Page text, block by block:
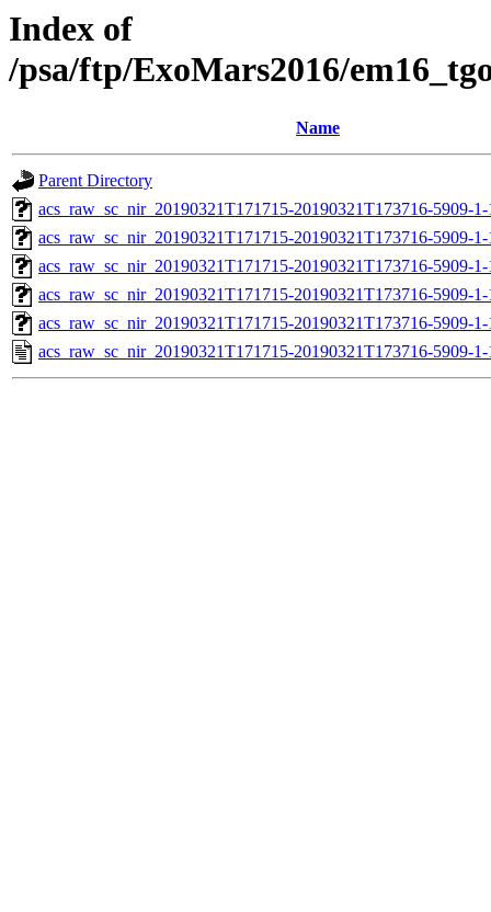
Index of
/psa/ftp/ExoMars2016/
Name
Parent Directory
acs_raw_sc_nir_20190321T171715-20190321T173716-5909-
acs_raw_sc_nir_20190321T171715-20190321T173716-5909-
acs_raw_sc_nir_20190321T171715-20190321T173716-5909-
acs_raw_sc_nir_20190321T171715-20190321T173716-5909-
acs_raw_sc_nir_20190321T171715-20190321T173716-5909-
acs_raw_sc_nir_20190321T171715-20190321T173716-5909-